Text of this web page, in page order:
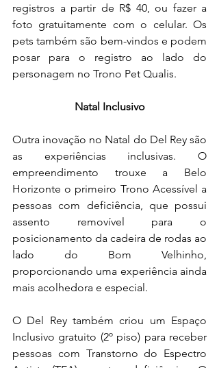
registros a partir de R$ 40, ou fazer a
foto gratuitamente com o celular. Os
pets também são bem-vindos e podem
posar para o registro ao lado do
personagem no Trono Pet Qualis.
Natal Inclusivo
Outra inovação no Natal do Del Rey são
as experiências inclusivas. O
empreendimento trouxe a Belo
Horizonte o primeiro Trono Acessível a
pessoas com deficiência, que possui
assento removível para o
posicionamento da cadeira de rodas ao
lado do Bom Velhinho,
proporcionando uma experiência ainda
mais acolhedora e especial.
O Del Rey também criou um Espaço
Inclusivo gratuito (2º piso) para receber
pessoas com Transtorno do Espectro